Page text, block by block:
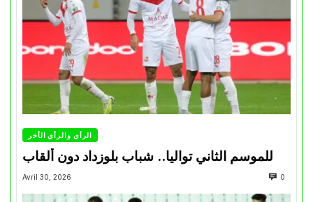
الرأي والرأي الأخر
للموسم الثاني تواليا.. شباب بلوزداد دون ألقاب
Avril 30, 2026 0